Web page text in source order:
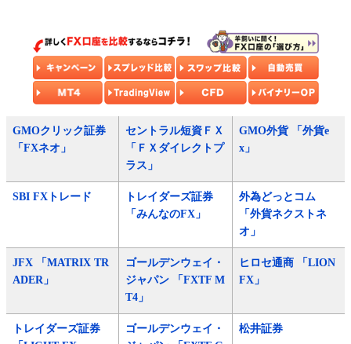
GMOクリック証券
「FXネオ」
セントラル短資ＦＸ
「ＦＸダイレクトプ
ラス」
GMO外貨 「外貨e
x」
SBI FXトレード
トレイダーズ証券
「みんなのFX」
外為どっとコム
「外貨ネクストネ
オ」
JFX 「MATRIX TR
ADER」
ゴールデンウェイ・
ジャパン 「FXTF M
T4」
ヒロセ通商 「LION
FX」
トレイダーズ証券
ゴールデンウェイ・
松井証券